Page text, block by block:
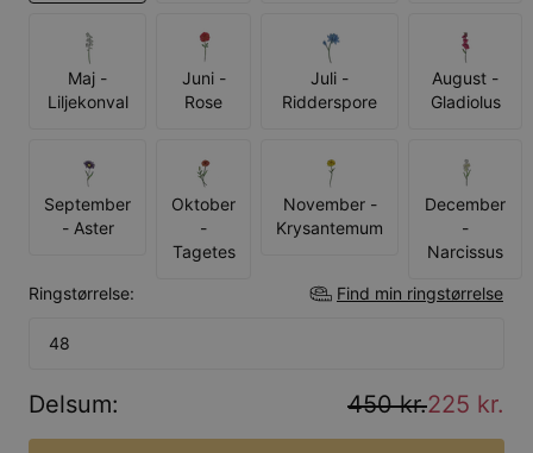
Maj -
Liljekonval
Juni -
Rose
Juli -
Ridderspore
August -
Gladiolus
September
- Aster
Oktober
-
Tagetes
November -
Krysantemum
December
-
Narcissus
Ringstørrelse: Find min ringstørrelse
48
Delsum: 450 kr.225 kr.